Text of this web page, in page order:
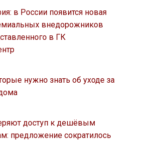
в России появится новая
внедорожников
в ГК
нужно знать об уходе за
доступ к дешёвым
предложение сократилось